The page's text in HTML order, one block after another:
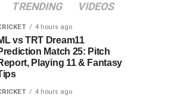
TRENDING VIDEOS
4 hours ago
vs TRT Dream11
Match 25: Pitch
Playing 11 & Fantasy
4 hours ago